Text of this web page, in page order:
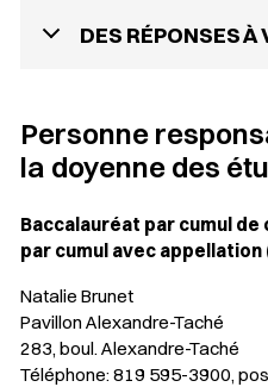
DES RÉPONSES
Personne
la doyenne des
Baccalauréat par cumul
par cumul avec appellation
Natalie Brunet
Pavillon Alexandre-Taché
283, boul. Alexandre-Taché
Téléphone: 819 595-3900,